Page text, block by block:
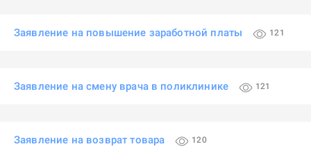
Заявление на повышение заработной платы 121
Заявление на смену врача в поликлинике 121
Заявление на возврат товара 120